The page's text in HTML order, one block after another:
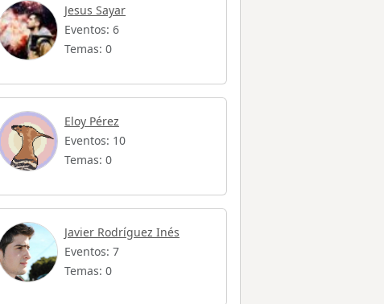
Jesus Sayar
Eventos: 6
Temas: 0
Eloy Pérez
Eventos: 10
Temas: 0
Javier Rodríguez Inés
Eventos: 7
Temas: 0